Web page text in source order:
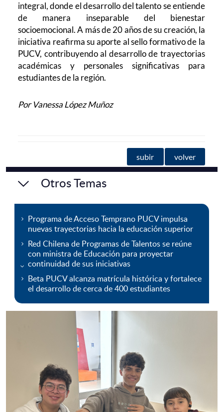
integral, donde el desarrollo del talento se entiende
de manera inseparable del bienestar
socioemocional. A más de 20 años de su creación, la
iniciativa reafirma su aporte al sello formativo de la
PUCV, contribuyendo al desarrollo de trayectorias
académicas y personales significativas para
estudiantes de la región.
Por Vanessa López Muñoz
subir volver
Otros Temas
Programa de Acceso Temprano PUCV impulsa
nuevas trayectorias hacia la educación superior
Red Chilena de Programas de Talentos se reúne
con ministra de Educación para proyectar
continuidad de sus iniciativas
Beta PUCV alcanza matrícula histórica y fortalece
el desarrollo de cerca de 400 estudiantes